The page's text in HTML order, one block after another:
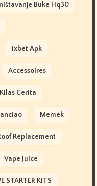
Buke Hq30
1xbet Apk
Accessoires
Kilas Cerita
Memek
Replacement
Vape Juice
STARTER KITS